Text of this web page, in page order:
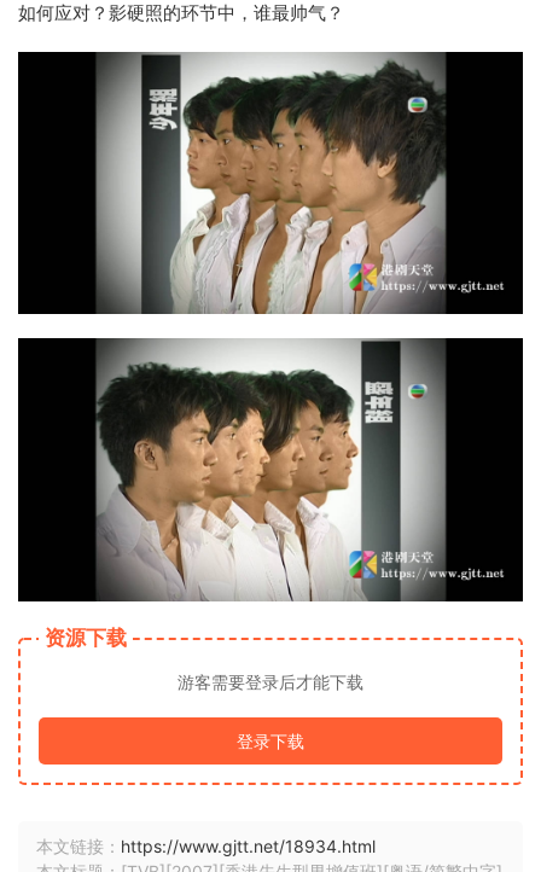
如何应对？影硬照的环节中，谁最帅气？
资源下载
游客需要登录后才能下载
登录下载
本文链接： https://www.gjtt.net/18934.html